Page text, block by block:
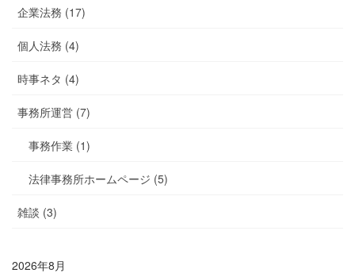
企業法務 (17)
個人法務 (4)
時事ネタ (4)
事務所運営 (7)
事務作業 (1)
法律事務所ホームページ (5)
雑談 (3)
2026年8月